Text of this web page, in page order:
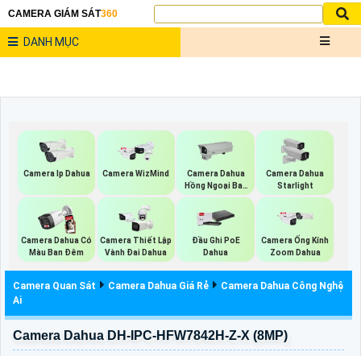
CAMERA GIÁM SÁT360
DANH MỤC
Camera Ip Dahua Camera WizMind
Camera Dahua
Hồng Ngoại Ban
Đêm
Camera Dahua
Starlight
Camera Dahua Có
Màu Ban Đêm
Camera Thiết Lập
Vành Đai Dahua
Đầu Ghi PoE
Dahua
Camera Ống Kính
Zoom Dahua
Camera Quan Sát Camera Dahua Giá Rẻ
Camera Dahua Công Nghệ
Ai
Camera Dahua DH-IPC-HFW7842H-Z-X (8MP)